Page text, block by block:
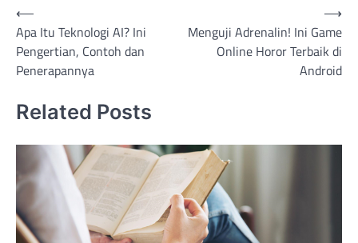
Navigasi
pos
⟵
Apa Itu Teknologi AI? Ini
Pengertian, Contoh dan
Penerapannya
Menguji Adrenalin! Ini Game
Online Horor Terbaik di
Android
⟶
Related Posts